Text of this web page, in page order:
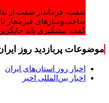
شفت- فرماندار شفت از
ساخت‌وسازهای غیرمجاز تا
گفت: پیشگیری باید
موضوعات پربازدید روز
اخبار روز استان‌های ایران
اخبار بین‌المللی اخیر